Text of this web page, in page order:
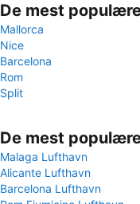
De mest
Mallorca
Nice
Barcelona
Rom
Split
De mest
Malaga Lufthavn
Alicante Lufthavn
Barcelona Lufthavn